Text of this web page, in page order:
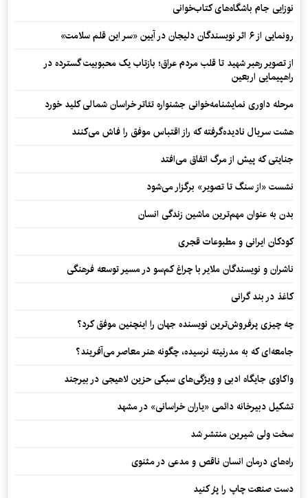
نوزایی جام باشگاه‌های کتاب‌خوانی
رونمایی از ۶ اثر نویسندگان دلیجان در آیین «سر این قلم سلامت»
از تصویر رهبر شهید تا قلب مردم عراق؛ بازتاب یک محبوبیت گسترده در
راهپیمایی اربعین
مرحله داوری نمایشنامه‌خوانی جشنواره تئاتر خراسان شمالی کلید خورد
هشت سریال نادیده‌گرفته که راز اقتباس موفق را فاش می‌کنند
جنایتی که پیش از مرگ اتفاق می‌افتد
نشست «از سنگ تا تصویر» برگزار می‌شود
بدن به عنوان مهم‌ترین ماشین زندگی انسان
کودکان ایرانی و مطبوعات قجری
ناشران و نویسندگان ملایر با چراغ کم‌سو در مسیر توسعه فرهنگی
کاغذ در بند گرانی
چه چیزی پرفروش‌ترین نویسنده جهان را اینچنین موفق کرد؟
جامعه‌ای که به مدرنیته نرسیده، چگونه هنر معاصر می‌آفریند؟
واکاوی جایگاه ادبی و ویژگی‌های سبکی حزین لاهیجی در بیرجند
تشکیل دبیرخانه دائمی «یاران خراسانی» در مشهد
سخت ولی شیرین منتشر شد
راه‌های درمان انسان ناقص و مدعی در مثنوی
دست صنعت چاپ را پرُ کنید